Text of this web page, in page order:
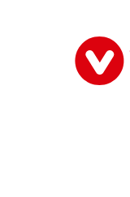
Finanzen